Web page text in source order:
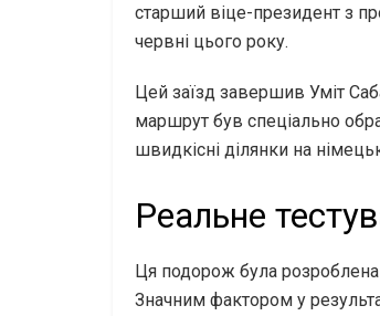
старший віце-президент з
червні цього року.
Цей заїзд завершив Уміт
маршрут був спеціально
швидкісні ділянки на
Реальне
Ця подорож була
Значним фактором у